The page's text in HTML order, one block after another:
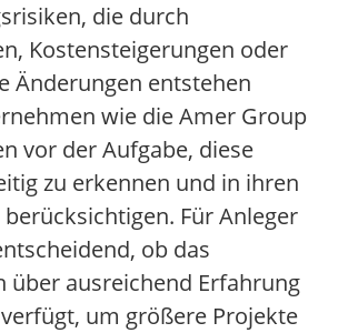
die durch
Kostensteigerungen oder
Änderungen entstehen
wie die Amer Group
vor der Aufgabe, diese
zu erkennen und in ihren
berücksichtigen. Für Anleger
ob das
über ausreichend Erfahrung
um größere Projekte